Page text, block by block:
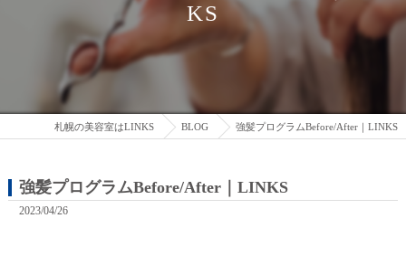
KS
札幌の美容室はLINKS BLOG 強髪プログラムBefore/After｜LINKS
強髪プログラムBefore/After｜LINKS
2023/04/26